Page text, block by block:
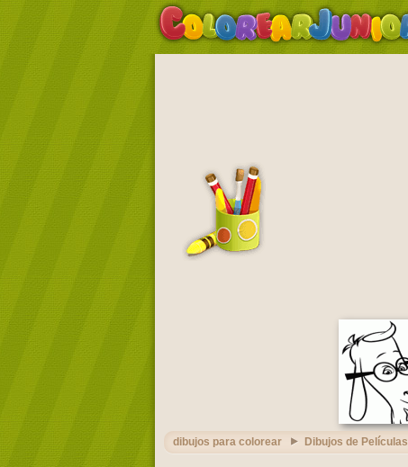
dibujos para colorear Dibujos de Películas